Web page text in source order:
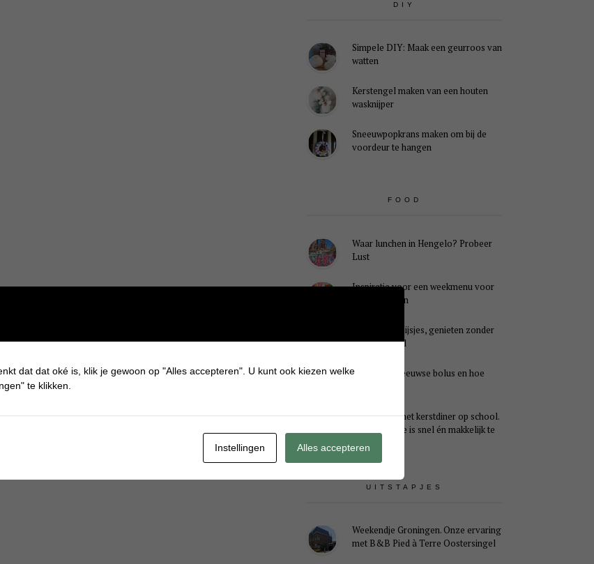
DIY
Simpele DIY: Maak een geurroos van
watten
Kerstengel maken van een houten
wasknijper
Sneeuwpopkrans maken om bij de
voordeur te hangen
FOOD
Waar lunchen in Hengelo? Probeer
Lust
Inspiratie voor een weekmenu voor
het hele gezin
Caloriearme ijsjes, genieten zonder
schuldgevoel
Wat is een Zeeuwse bolus en hoe
Ideaal voor het kerstdiner op school.
Dit kersthapje is snel én makkelijk te
UITSTAPJES
Weekendje Groningen. Onze ervaring
met B&B Pied à Terre Oostersingel
dat dat oké is, klik je gewoon op "Alles accepteren". U kunt ook kiezen welke
te klikken.
Instellingen Alles accepteren